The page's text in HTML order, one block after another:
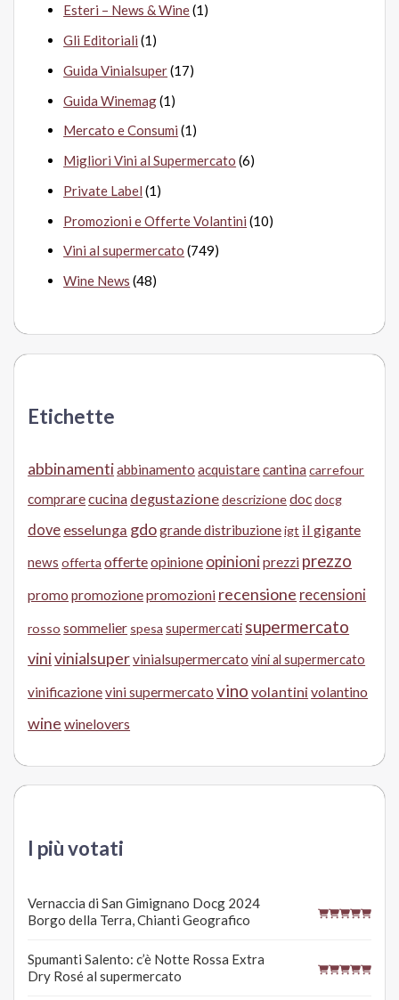
Esteri – News & Wine(1)
Gli Editoriali (1)
Guida Vinialsuper(17)
Guida Winemag(1)
Mercato e Consumi (1)
Migliori Vini al Supermercato (6)
Private Label (1)
Promozioni e Offerte Volantini (10)
Vini al supermercato (749)
Wine News (48)
Etichette
abbinamentiabbinamento acquistarecantina carrefour
comprarecucina degustazionedescrizionedocdocg
dove esselunga gdogrande distribuzioneigt il gigante
news offerta offerteopinione opinioniprezzi prezzo
promo promozionepromozioni recensione recensioni
rosso sommelier spesa supermercati supermercato
vinivinialsupervinialsupermercato vini al supermercato
vinificazionevini supermercato vino volantini volantino
wine winelovers
I più votati
Vernaccia di San Gimignano Docg 2024
Borgo della Terra, Chianti Geografico
Spumanti Salento: c’è Notte Rossa Extra
Dry Rosé al supermercato